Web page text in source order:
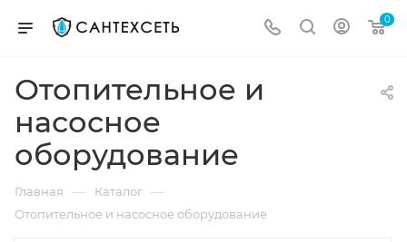
0
Отопительное и
насосное
оборудование
Главная — Каталог —
Отопительное и насосное оборудование